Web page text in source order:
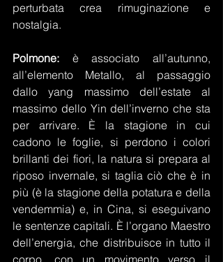
perturbata crea rimuginazione e
nostalgia.
Polmone: è associato all’autunno,
all’elemento Metallo, al passaggio
dallo yang massimo dell’estate al
massimo dello Yin dell’inverno che sta
per arrivare. È la stagione in cui
cadono le foglie, si perdono i colori
brillanti dei fiori, la natura si prepara al
riposo invernale, si taglia ciò che è in
più (è la stagione della potatura e della
vendemmia) e, in Cina, si eseguivano
le sentenze capitali. È l’organo Maestro
dell’energia, che distribuisce in tutto il
corpo, con un movimento verso il